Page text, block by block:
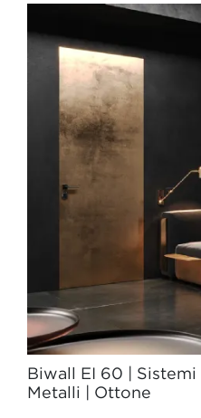
Biwall EI 60 |
Metalli | Ottone